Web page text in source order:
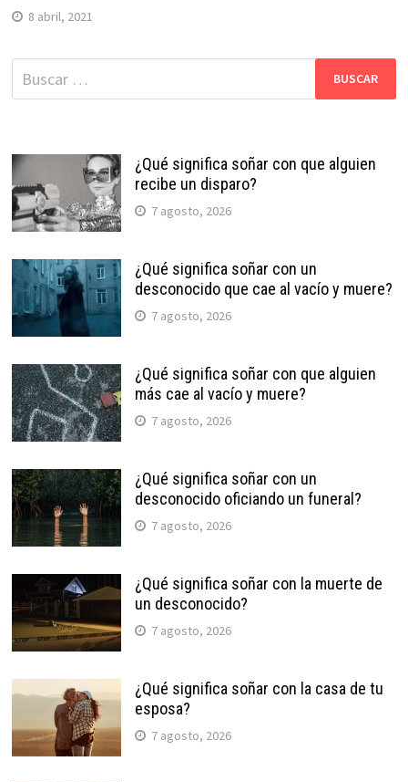
8 abril, 2021
Buscar:
¿Qué significa soñar con que alguien
recibe un disparo?
7 agosto, 2026
¿Qué significa soñar con un
desconocido que cae al vacío y muere?
7 agosto, 2026
¿Qué significa soñar con que alguien
más cae al vacío y muere?
7 agosto, 2026
¿Qué significa soñar con un
desconocido oficiando un funeral?
7 agosto, 2026
¿Qué significa soñar con la muerte de
un desconocido?
7 agosto, 2026
¿Qué significa soñar con la casa de tu
esposa?
7 agosto, 2026